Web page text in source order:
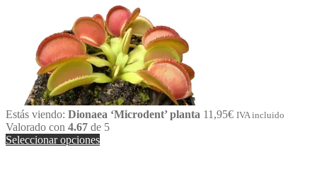
Estás viendo: Dionaea ‘Microdent’ planta 11,95€ IVA incluido
Valorado con 4.67 de 5
Seleccionar opciones